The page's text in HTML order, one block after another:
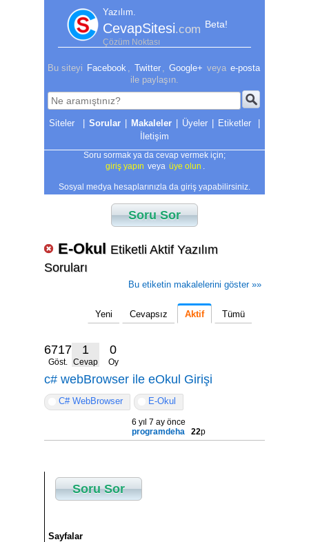
Yazılım.
CevapSitesi.com Beta!
Çözüm Noktası
Bu siteyi Facebook Twitter Google+ veya e-posta
ile paylaşın.
| Sorular | Makaleler | Üyeler | Etiketler
|
İletişim
Soru sormak ya da cevap vermek için;
giriş yapın veya üye olun
Sosyal medya hesaplarınızla da giriş yapabilirsiniz.
Soru Sor
E-Okul Etiketli Aktif Yazılım
Soruları
Bu etiketin makalelerini göster »»
Yeni Cevapsız Aktif Tümü
6717
Göst.
1
Cevap
0
Oy
c# webBrowser ile eOkul Girişi
C# WebBrowser E-Okul
6 yıl 7 ay önce
programdeha
22p
Soru Sor
Sayfalar